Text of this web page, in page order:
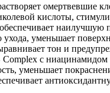
омертвевшие
кислоты,
наилучшую
ухода, уменьшает
тон и
с ниацинамидом
уменьшает